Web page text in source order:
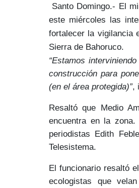
Santo Domingo.- El
este miércoles las
fortalecer la vigilancia
Sierra de Bahoruco.
“Estamos
construcción para
(en el área protegida)”,
Resaltó que Medio
encuentra en la zona.
periodistas Edith
Telesistema.
El funcionario resaltó
ecologistas que